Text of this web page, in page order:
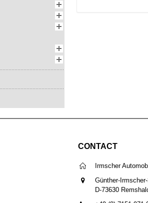
CONTACT
Irmscher
Günther-
D-73630